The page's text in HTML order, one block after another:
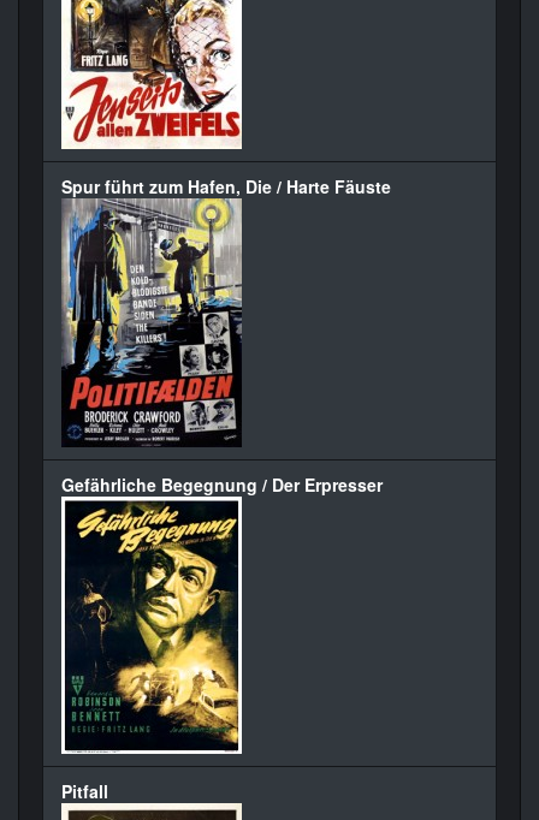
Spur führt zum Hafen, Die / Harte Fäuste
Gefährliche Begegnung / Der Erpresser
Pitfall